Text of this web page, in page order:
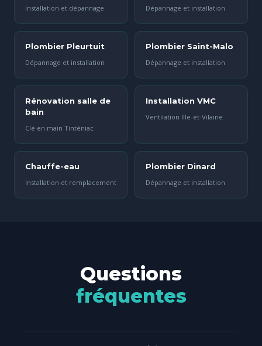
Installation et dépannage Dépannage et installation
Plombier Pleurtuit
Dépannage et installation
Plombier Saint-Malo
Dépannage et installation
Rénovation salle de
bain
Clé en main Tinténiac
Installation VMC
Ventilation Ille-et-Vilaine
Chauffe-eau
Installation et remplacement
Plombier Dinard
Dépannage et installation
Questions
fréquentes